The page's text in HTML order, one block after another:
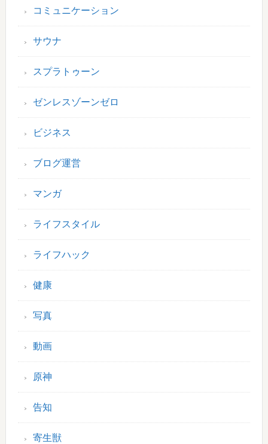
コミュニケーション
サウナ
スプラトゥーン
ゼンレスゾーンゼロ
ビジネス
ブログ運営
マンガ
ライフスタイル
ライフハック
健康
写真
動画
原神
告知
寄生獣